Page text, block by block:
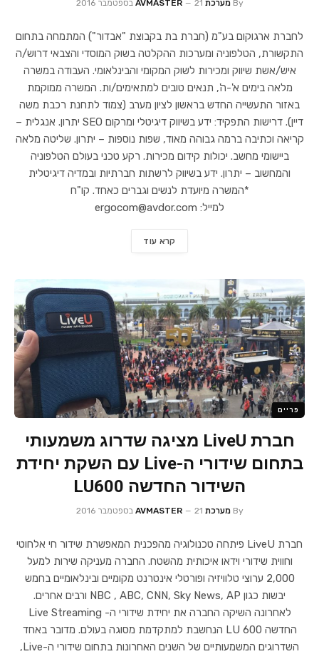
By מערכת AVMASTER 21 בספטמבר 2016
לחברת ארגוקום בע"מ (חברת בת בקבוצת "אבדור") המתמחה בתחום
התקשורת, הטלפוניה ומערכות ההקלטה בשוק המוסדי והצבאי דרוש/ה
איש/אשת שיווק ומכירות לשוק המקומי והבינלאומי. העבודה במשרה
מלאה בימים א'-ה', תנאים טובים למתאימים/ות. המשרה ממוקמת
באזור התעשייה החדש בראשון לציון מערב (צמוד לתחנת רכבת משה
דיין). דרישות התפקיד: ידע בשיווק דיגיטלי ומרקום SEO יתרון. אנגלית –
קריאה וכתיבה ברמה גבוהה מאוד, שפות נוספות – יתרון. שליטה מלאה
ביישומי מחשב. יכולות קידום מכירות. רקע טכני בעולם הטלפוניה
והמחשוב – יתרון. ידע בשיווק לרשתות חברתיות ובמדיה דיגיטלית
*המשרה מיועדת לנשים וגברים כאחד. קו"ח
למייל: ergocom@avdor.com
קרא עוד
פריים
חברת LiveU מציגה שדרוג משמעותי
בתחום שידורי ה-Live עם השקת יחידת
השידור החדשה LU600
By מערכת AVMASTER 21 בספטמבר 2016
חברת LiveU פיתחה טכנולוגיה מהפכנית המאפשרת שידור חי אלחוטי
וחווית שידורי וידאו איכותית מהשטח. החברה מעניקה שירות למעל
2,000 ערוצי טלוויזיה ופורטלי אינטרנט מקומיים ובינלאומיים בחמש
יבשות כגון NBC , ABC, CNN, Sky News, AP ורבים אחרים.
לאחרונה השיקה החברה את יחידת שידורי ה- Live Streaming
החדשה LU 600 הנחשבת למתקדמת מסוגה בעולם. מדובר באחד
השדרוגים המשמעותיים של השנים האחרונות בתחום שידורי ה-Live,